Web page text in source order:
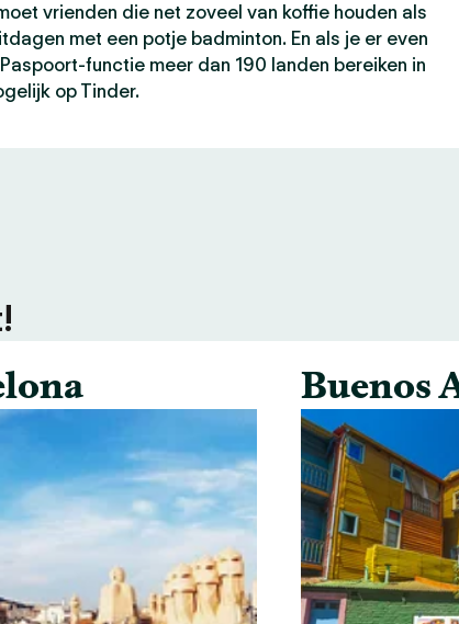
vrienden die net zoveel van koffie houden als
met een potje badminton. En als je er even
functie meer dan 190 landen bereiken in
op Tinder.
Buenos